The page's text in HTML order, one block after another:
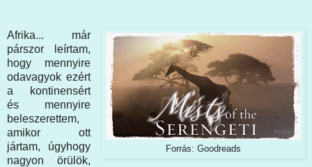
Forrás: Goodreads
Afrika... már
párszor leírtam,
hogy mennyire
odavagyok ezért
a kontinensért
és mennyire
beleszerettem,
amikor ott
jártam, úgyhogy
nagyon örülök,